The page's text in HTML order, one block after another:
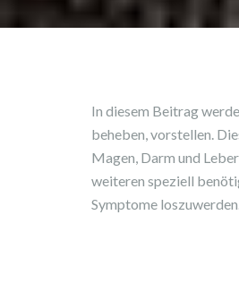
In diesem Beitrag
beheben, vorstellen.
Magen, Darm und
weiteren speziell
Symptome